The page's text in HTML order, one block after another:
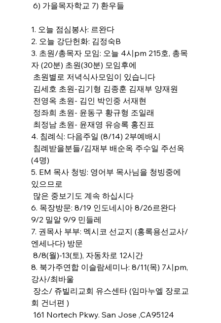
6) 가을목자학교 7) 환우들
1. 오늘 점심봉사: 르완다
2. 오늘 강단헌화: 김정숙B
3. 초원/총목자 모임: 오늘 4시pm 215호, 총목
자 (20분) 초원(30분) 모임후에
초원별로 저녁식사모임이 있습니다
김세호 초원-김기형 김종훈 김재부 양재원
전영옥 초원- 김인 박인중 서재현
정좌희 초원- 윤동구 황규형 조일래
최정남 초원- 윤재영 유승록 홍진표
4. 침례식: 다음주일 (8/14) 2부예배시
침례받을분들/김재부 배순옥 주수일 주선옥
(4명)
5. EM 목사 청빙: 영어부 목사님을 청빙중에
있으므로
많은 중보기도 계속 하십시다
6. 목장방문: 8/19 인도네시아 8/26르완다
9/2 밀알 9/9 민들레
7. 권목사 부부: 멕시코 선교지 (홍록용선교사/
엔세나다) 방문
8/8(월)-13(토), 자동차로 12시간
8. 북가주연합 이슬람세미나: 8/11(목) 7시pm,
강사/최바울
장소/ 쥬빌리교회 유스센타 (임마누엘 장로교
회 건너편 )
161 Nortech Pkwy. San Jose ,CA95124